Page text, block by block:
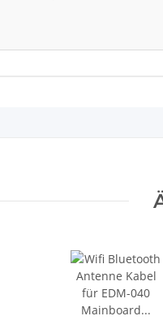
SONY PS3 Slim Netzteil EADP